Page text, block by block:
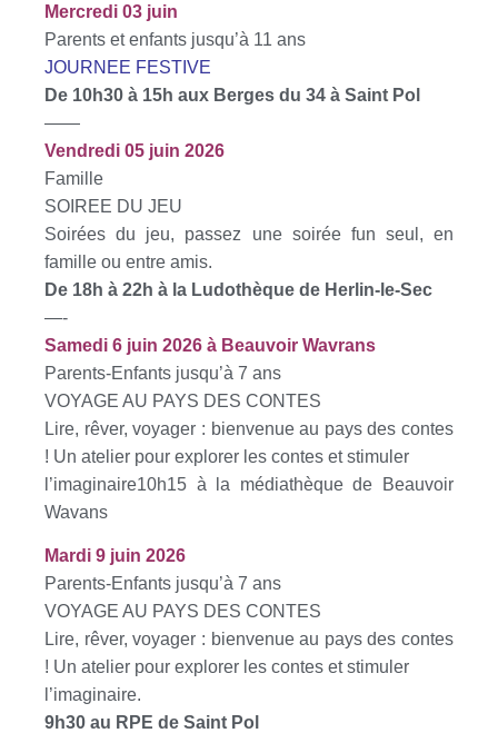
Mercredi 03 juin
Parents et enfants jusqu’à 11 ans
JOURNEE FESTIVE
De 10h30 à 15h aux Berges du 34 à Saint Pol
——
Vendredi 05 juin 2026
Famille
SOIREE DU JEU
Soirées du jeu, passez une soirée fun seul, en
famille ou entre amis.
De 18h à 22h à la Ludothèque de Herlin-le-Sec
—-
Samedi 6 juin 2026 à Beauvoir Wavrans
Parents-Enfants jusqu’à 7 ans
VOYAGE AU PAYS DES CONTES
Lire, rêver, voyager : bienvenue au pays des contes
! Un atelier pour explorer les contes et stimuler
l’imaginaire10h15 à la médiathèque de Beauvoir
Wavans
Mardi 9 juin 2026
Parents-Enfants jusqu’à 7 ans
VOYAGE AU PAYS DES CONTES
Lire, rêver, voyager : bienvenue au pays des contes
! Un atelier pour explorer les contes et stimuler
l’imaginaire.
9h30 au RPE de Saint Pol